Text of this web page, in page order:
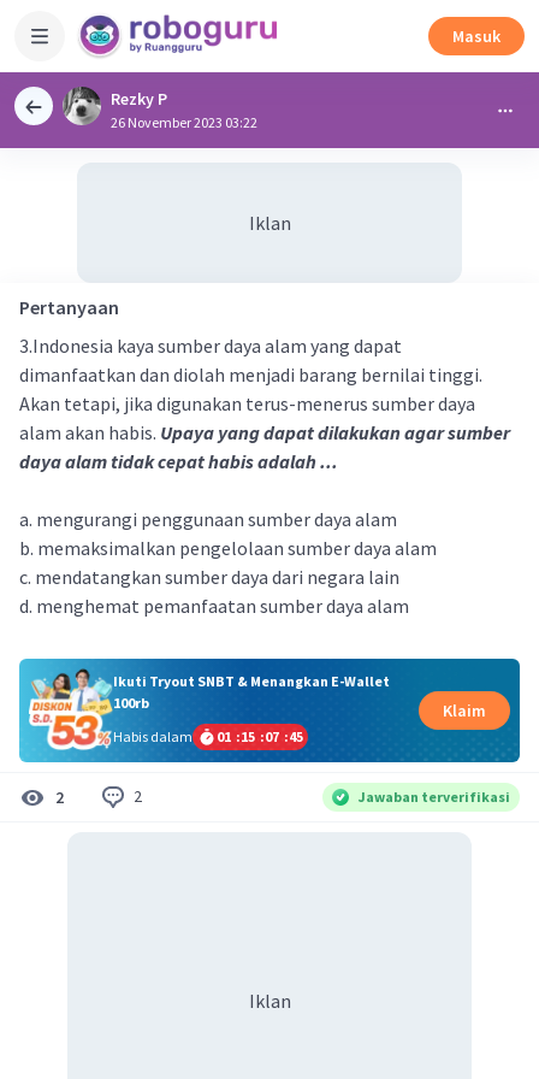
Masuk
Rezky P
26 November 2023 03:22
Iklan
Pertanyaan
3.Indonesia kaya sumber daya alam yang dapat
dimanfaatkan dan diolah menjadi barang bernilai tinggi.
Akan tetapi, jika digunakan terus-menerus sumber daya
alam akan habis. Upaya yang dapat dilakukan agar sumber
daya alam tidak cepat habis adalah ...
a. mengurangi penggunaan sumber daya alam
b. memaksimalkan pengelolaan sumber daya alam
c. mendatangkan sumber daya dari negara lain
d. menghemat pemanfaatan sumber daya alam​
Ikuti Tryout SNBT & Menangkan E-Wallet
100rb
Habis dalam
01 :15 :07 :44
Klaim
2 2 Jawaban terverifikasi
Iklan